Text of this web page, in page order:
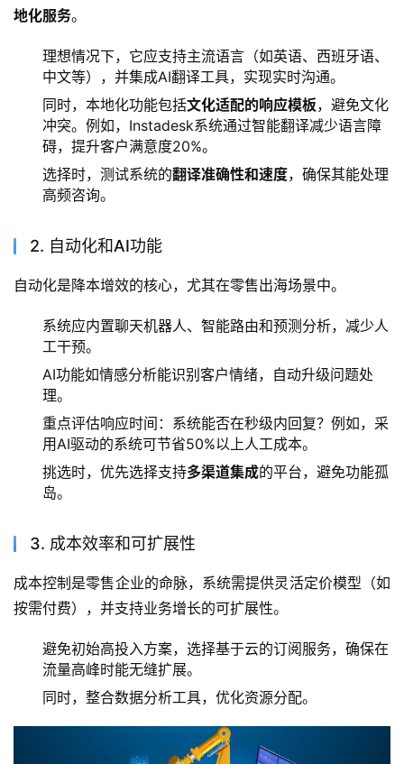
地化服务。
理想情况下，它应支持主流语言（如英语、西班牙语、
中文等），并集成AI翻译工具，实现实时沟通。
同时，本地化功能包括文化适配的响应模板，避免文化
冲突。例如，Instadesk系统通过智能翻译减少语言障
碍，提升客户满意度20%。
选择时，测试系统的翻译准确性和速度，确保其能处理
高频咨询。
2. 自动化和AI功能
自动化是降本增效的核心，尤其在零售出海场景中。
系统应内置聊天机器人、智能路由和预测分析，减少人
工干预。
AI功能如情感分析能识别客户情绪，自动升级问题处
理。
重点评估响应时间：系统能否在秒级内回复？例如，采
用AI驱动的系统可节省50%以上人工成本。
挑选时，优先选择支持多渠道集成的平台，避免功能孤
岛。
3. 成本效率和可扩展性
成本控制是零售企业的命脉，系统需提供灵活定价模型（如
按需付费），并支持业务增长的可扩展性。
避免初始高投入方案，选择基于云的订阅服务，确保在
流量高峰时能无缝扩展。
同时，整合数据分析工具，优化资源分配。